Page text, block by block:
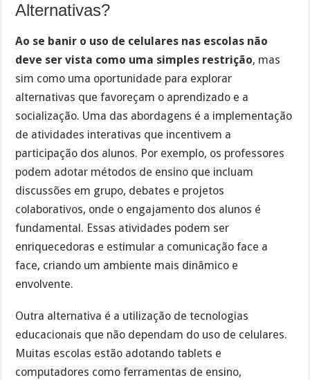
Alternativas?
Ao se banir o uso de celulares nas escolas não
deve ser vista como uma simples restrição, mas
sim como uma oportunidade para explorar
alternativas que favoreçam o aprendizado e a
socialização. Uma das abordagens é a implementação
de atividades interativas que incentivem a
participação dos alunos. Por exemplo, os professores
podem adotar métodos de ensino que incluam
discussões em grupo, debates e projetos
colaborativos, onde o engajamento dos alunos é
fundamental. Essas atividades podem ser
enriquecedoras e estimular a comunicação face a
face, criando um ambiente mais dinâmico e
envolvente.
Outra alternativa é a utilização de tecnologias
educacionais que não dependam do uso de celulares.
Muitas escolas estão adotando tablets e
computadores como ferramentas de ensino,